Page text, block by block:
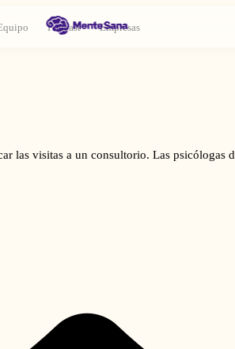
Podcast Empresas
las visitas a un consultorio. Las psicólogas